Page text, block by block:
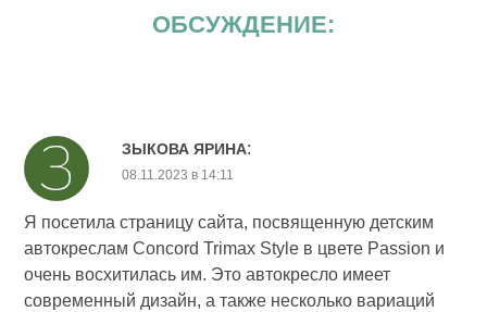
ОБСУЖДЕНИЕ:
ЗЫКОВА ЯРИНА:
08.11.2023 в 14:11
Я посетила страницу сайта, посвященную детским
автокреслам Concord Trimax Style в цвете Passion и
очень восхитилась им. Это автокресло имеет
современный дизайн, а также несколько вариаций